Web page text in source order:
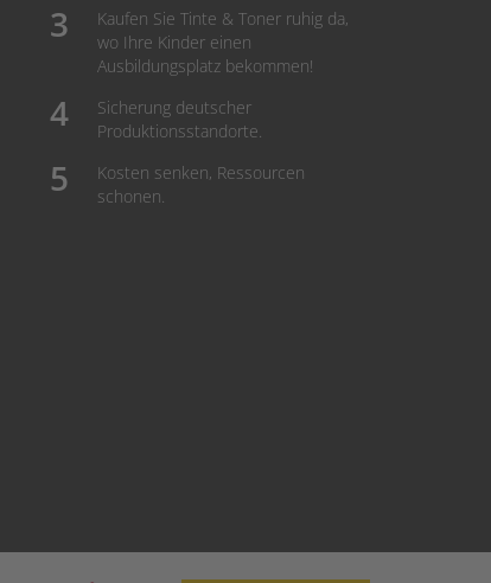
Kaufen Sie Tinte & Toner ruhig da,
wo Ihre Kinder einen
Ausbildungsplatz bekommen!
Sicherung deutscher
Produktionsstandorte.
Kosten senken, Ressourcen
schonen.